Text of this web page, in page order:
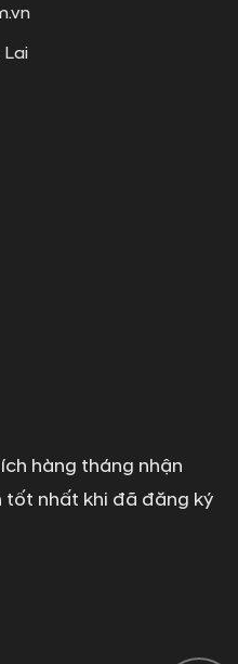
Lai
hàng tháng nhận
nhất khi đã đăng ký